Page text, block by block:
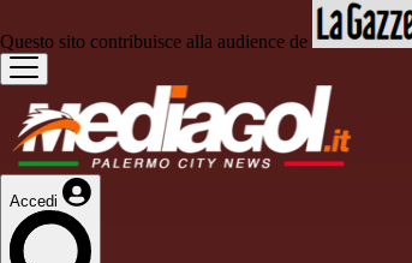
Questo sito contribuisce alla audience de
Accedi